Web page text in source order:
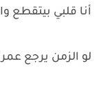
أنا قلبي بيتقطع
لو الزمن يرجع